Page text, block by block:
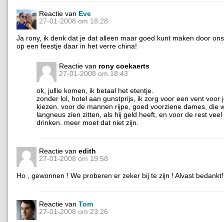
Reactie van Eve
27-01-2008 om 18:28
Ja rony, ik denk dat je dat alleen maar goed kunt maken door
op een feestje daar in het verre china!
Reactie van rony coekaerts
27-01-2008 om 18:43
ok, jullie komen, ik betaal het etentje.
zonder lol, hotel aan gunstprijs, ik zorg voor een vent voor
kiezen. voor de mannen rijpe, goed voorziene dames, die
langneus zien zitten, als hij geld heeft, en voor de rest veel
drinken. meer moet dat niet zijn.
Reactie van edith
27-01-2008 om 19:58
Ho , gewonnen ! We proberen er zeker bij te zijn ! Alvast bedankt!
Reactie van Tom
27-01-2008 om 23:26